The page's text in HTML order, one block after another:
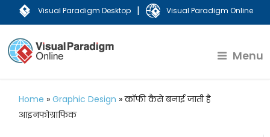
Visual Paradigm Desktop | Visual Paradigm Online
Menu
Home »Graphic Design »कॉफी कैसे बनाई जाती है
आइनफोग्राफिक